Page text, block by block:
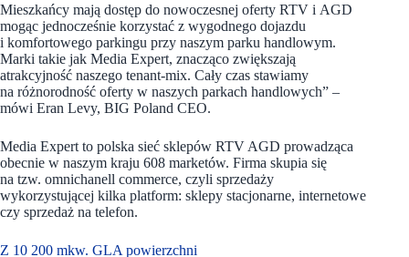
Mieszkańcy mają dostęp do nowoczesnej oferty RTV i AGD
mogąc jednocześnie korzystać z wygodnego dojazdu
i komfortowego parkingu przy naszym parku handlowym.
Marki takie jak Media Expert, znacząco zwiększają
atrakcyjność naszego tenant-mix. Cały czas stawiamy
na różnorodność oferty w naszych parkach handlowych” –
mówi Eran Levy, BIG Poland CEO.
Media Expert to polska sieć sklepów RTV AGD prowadząca
obecnie w naszym kraju 608 marketów. Firma skupia się
na tzw. omnichanell commerce, czyli sprzedaży
wykorzystującej kilka platform: sklepy stacjonarne, internetowe
czy sprzedaż na telefon.
Z 10 200 mkw. GLA powierzchni